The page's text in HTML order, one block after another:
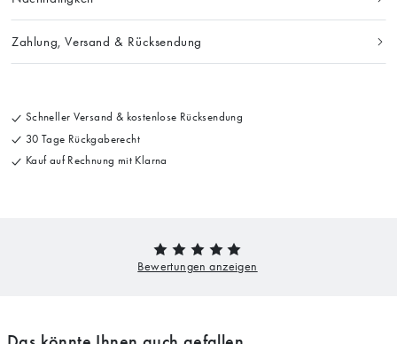
Zahlung, Versand & Rücksendung
Schneller Versand & kostenlose Rücksendung
30 Tage Rückgaberecht
Kauf auf Rechnung mit Klarna